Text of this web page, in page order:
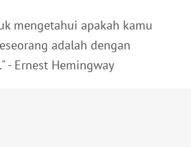
mengetahui apakah kamu
adalah dengan
- Ernest Hemingway